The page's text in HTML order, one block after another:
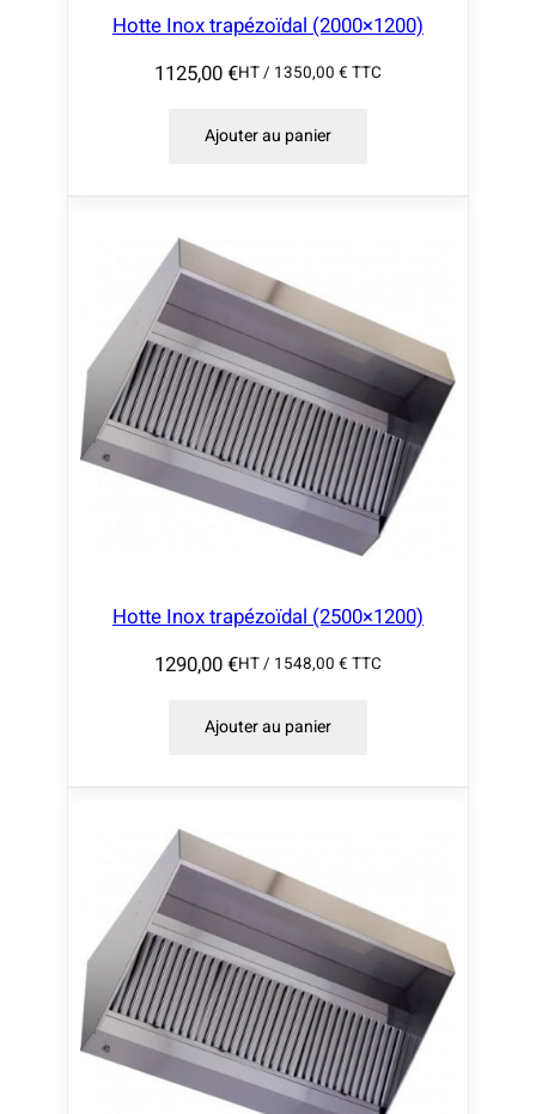
Hotte Inox trapézoïdal (2000×1200)
1125,00€HT / 1350,00 € TTC
Ajouter au panier
Hotte Inox trapézoïdal (2500×1200)
1290,00€HT / 1548,00 € TTC
Ajouter au panier